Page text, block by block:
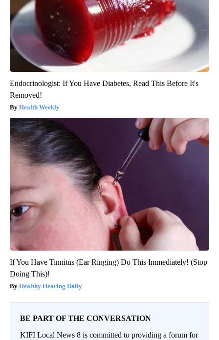
Endocrinologist: If You Have Diabetes, Read This Before It's
Removed!
Health Weekly
If You Have Tinnitus (Ear Ringing) Do This Immediately! (Stop
Doing This)!
Healthy Hearing Daily
BE PART OF THE CONVERSATION
KIFI Local News 8 is committed to providing a forum for